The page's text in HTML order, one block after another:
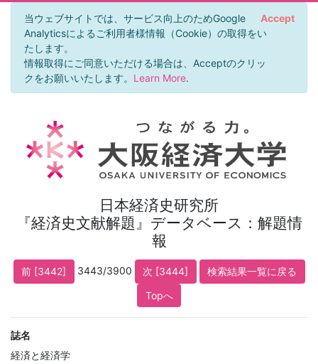
当ウェブサイトでは、サービス向上のためGoogle
Analyticsによるご利用者様情報（Cookie）の取得をい
たします。
情報取得にご同意いただける場合は、Acceptのクリッ
クをお願いいたします。 Learn More.
Accept
日本経済史研究所
『経済史文献解題』データベース：解題情
報
前 [3442] 3443/3900 次 [3444]
検索結果一覧に戻る
Topへ
誌名
経済と経済学